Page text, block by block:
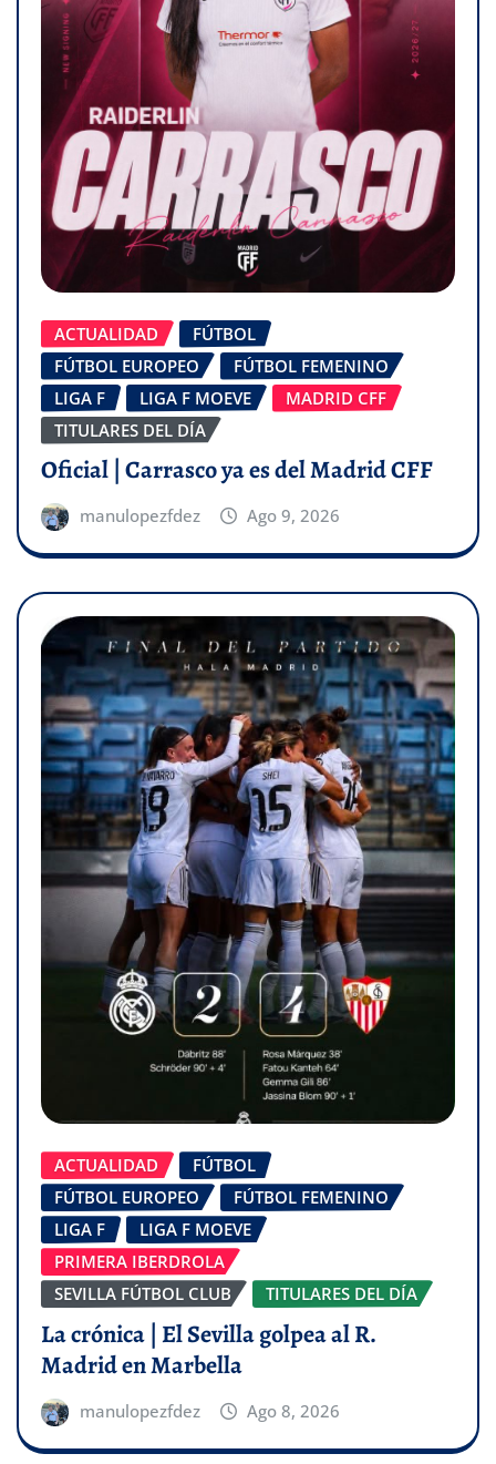
ACTUALIDAD
FÚTBOL
FÚTBOL EUROPEO
FÚTBOL FEMENINO
LIGA F
LIGA F MOEVE
MADRID CFF
TITULARES DEL DÍA
Oficial | Carrasco ya es del Madrid CFF
manulopezfdez Ago 9, 2026
ACTUALIDAD
FÚTBOL
FÚTBOL EUROPEO
FÚTBOL FEMENINO
LIGA F
LIGA F MOEVE
PRIMERA IBERDROLA
SEVILLA FÚTBOL CLUB
TITULARES DEL DÍA
La crónica | El Sevilla golpea al R.
Madrid en Marbella
manulopezfdez Ago 8, 2026